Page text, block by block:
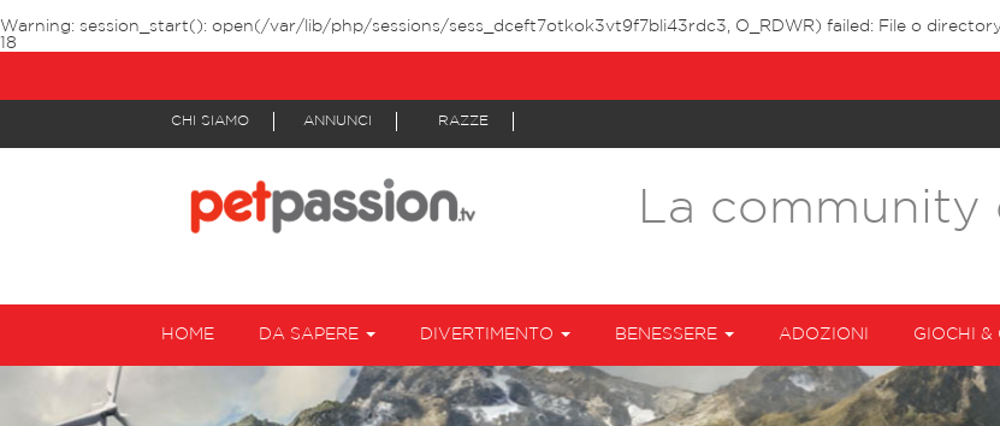
Warning: session_start(): open(/var/lib/php/sessions/sess_dceft7otkok3vt9f7bli43rdc3, O_RDWR) failed: File o
18
CHI SIAMO ANNUNCI RAZZE
La community
HOME DA SAPERE DIVERTIMENTO BENESSERE ADOZIONI GIOCHI &